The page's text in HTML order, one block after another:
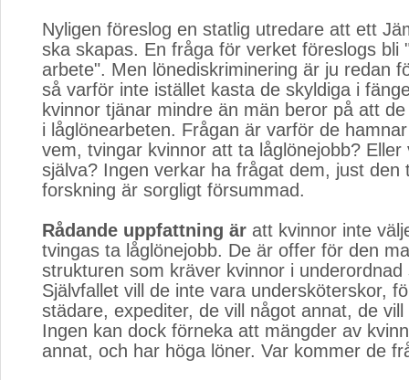
Nyligen föreslog en statlig utredare att ett
ska skapas. En fråga för verket föreslogs bli
arbete". Men lönediskriminering är ju redan
så varför inte istället kasta de skyldiga i
kvinnor tjänar mindre än män beror på att
i låglönearbeten. Frågan är varför de
vem, tvingar kvinnor att ta låglönejobb? Eller
själva? Ingen verkar ha frågat dem, just den
forskning är sorgligt försummad.
Rådande uppfattning är att kvinnor inte
tvingas ta låglönejobb. De är offer för den
strukturen som kräver kvinnor i underordnad
Självfallet vill de inte vara undersköterskor,
städare, expediter, de vill något annat, de
Ingen kan dock förneka att mängder av
annat, och har höga löner. Var kommer de